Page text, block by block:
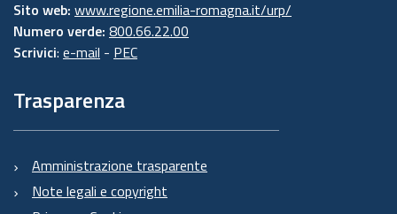
Sito web: www.regione.emilia-romagna.it/urp/
Numero verde: 800.66.22.00
Scrivici: e-mail - PEC
Trasparenza
Amministrazione trasparente
Note legali e copyright